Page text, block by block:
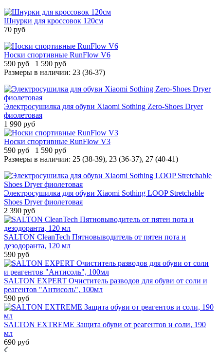
Шнурки для кроссовок 120см
70 руб
Носки спортивные RunFlow V6
590 руб
1 590 руб
Размеры в наличии: 23 (36-37)
Электросушилка для обуви Xiaomi Sothing Zero-Shoes Dryer
фиолетовая
1 990 руб
Носки спортивные RunFlow V3
590 руб
1 590 руб
Размеры в наличии: 25 (38-39), 23 (36-37), 27 (40-41)
Электросушилка для обуви Xiaomi Sothing LOOP Stretchable
Shoes Dryer фиолетовая
2 390 руб
SALTON CleanTech Пятновыводитель от пятен пота и
дезодоранта, 120 мл
590 руб
SALTON EXPERT Очиститель разводов для обуви от соли и
реагентов "Антисоль", 100мл
590 руб
SALTON EXTREME Защита обуви от реагентов и соли, 190
мл
690 руб